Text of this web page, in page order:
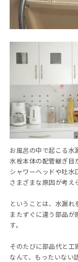
お風呂の中で起こる水
水栓本体の配管継ぎ目
シャワーヘッドや吐水
さまざまな原因が考え
ということは、水漏れ
またずぐに違う部品が
す。
そのたびに部品代と
なんて、もったいない